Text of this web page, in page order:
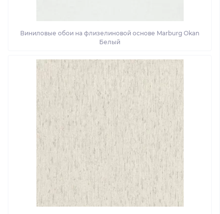
Виниловые обои на флизелиновой основе Marburg Okan
Белый